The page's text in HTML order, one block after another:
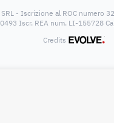
- Iscrizione al ROC numero
Iscr. REA num. LI-155728
Credits
®